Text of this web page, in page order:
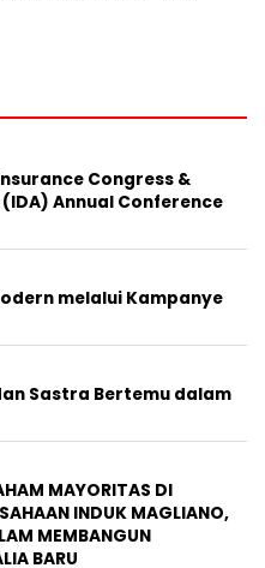
Congress &
Annual Conference
melalui Kampanye
Sastra Bertemu dalam
MAYORITAS DI
INDUK MAGLIANO,
MEMBANGUN
BARU